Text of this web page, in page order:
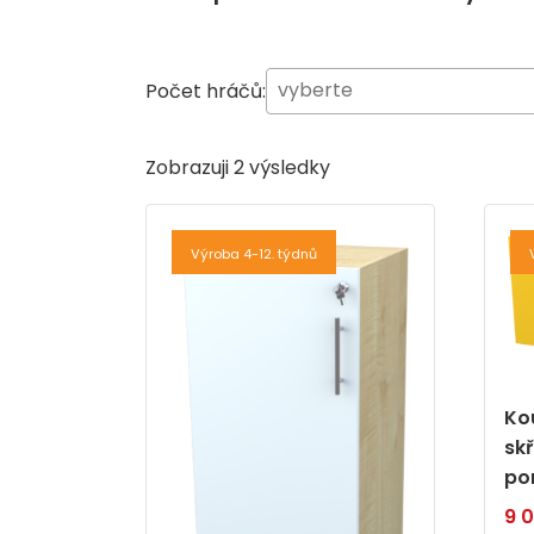
Počet hráčů:
Zobrazuji 2 výsledky
Výroba 4-12. týdnů
9